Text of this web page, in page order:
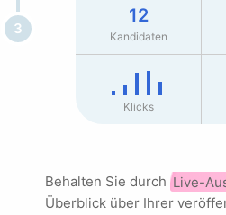
Behalten Sie durch Live-
Überblick über Ihrer
12
Kandidaten
Klicks
3